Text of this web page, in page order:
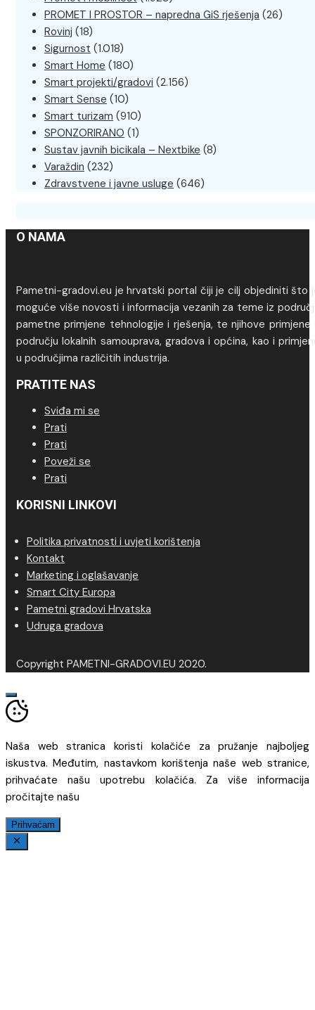
PROMET I PROSTOR – napredna GiS rješenja (26)
Rovinj (18)
Sigurnost (1.018)
Smart Home (180)
Smart projekti/gradovi (2.156)
Smart Sense (10)
Smart turizam (910)
SPONZORIRANO (1)
Sustav javnih bicikala – Nextbike (8)
Varaždin (232)
Zdravstvene i javne usluge (646)
O NAMA
Pametni-gradovi.eu je hrvatski portal čiji je cilj objediniti što
moguće više novosti i informacija vezanih za teme iz
pametne primjene tehnologije i rješenja, te njihove primjene
području lokalnih samouprava, gradova i općina, kao i
u područjima različitih industrija.
PRATITE NAS
Sviđa mi se
Prati
Prati
Poveži se
Prati
KORISNI LINKOVI
Politika privatnosti i uvjeti korištenja
Kontakt
Marketing i oglašavanje
Smart City Europa
Pametni gradovi Hrvatska
Udruga gradova
Copyright PAMETNI-GRADOVI.EU 2020.
Naša web stranica koristi kolačiće za pružanje najboljeg
iskustva. Međutim, nastavkom korištenja naše web stranice,
prihvaćate našu upotrebu kolačića. Za više informacija
pročitajte našu
Prihvaćam